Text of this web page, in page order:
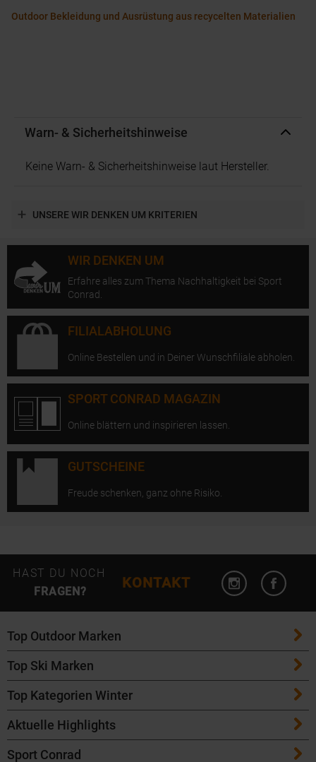
Outdoor Bekleidung und Ausrüstung aus recycelten Materialien
Warn- & Sicherheitshinweise
Keine Warn- & Sicherheitshinweise laut Hersteller.
UNSERE WIR DENKEN UM KRITERIEN
WIR DENKEN UM
Erfahre alles zum Thema Nachhaltigkeit bei Sport
Conrad.
FILIALABHOLUNG
Online Bestellen und in Deiner Wunschfiliale abholen.
SPORT CONRAD MAGAZIN
Online blättern und inspirieren lassen.
GUTSCHEINE
Freude schenken, ganz ohne Risiko.
HAST DU NOCH
FRAGEN?
KONTAKT
Instagram
Top Outdoor Marken
Patagonia
Maloja
Salomon
Icebreaker
Top Ski Marken
ATK Bindungen
K2 Ski
Völkl Ski
Top Kategorien Winter
Ski
Skitouren Ski
Aktuelle Highlights
Maloja Fahrradbekleidung
Sport Conrad